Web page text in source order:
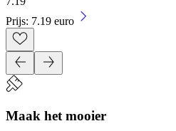
Prijs: 7.19 euro
Maak het mooier